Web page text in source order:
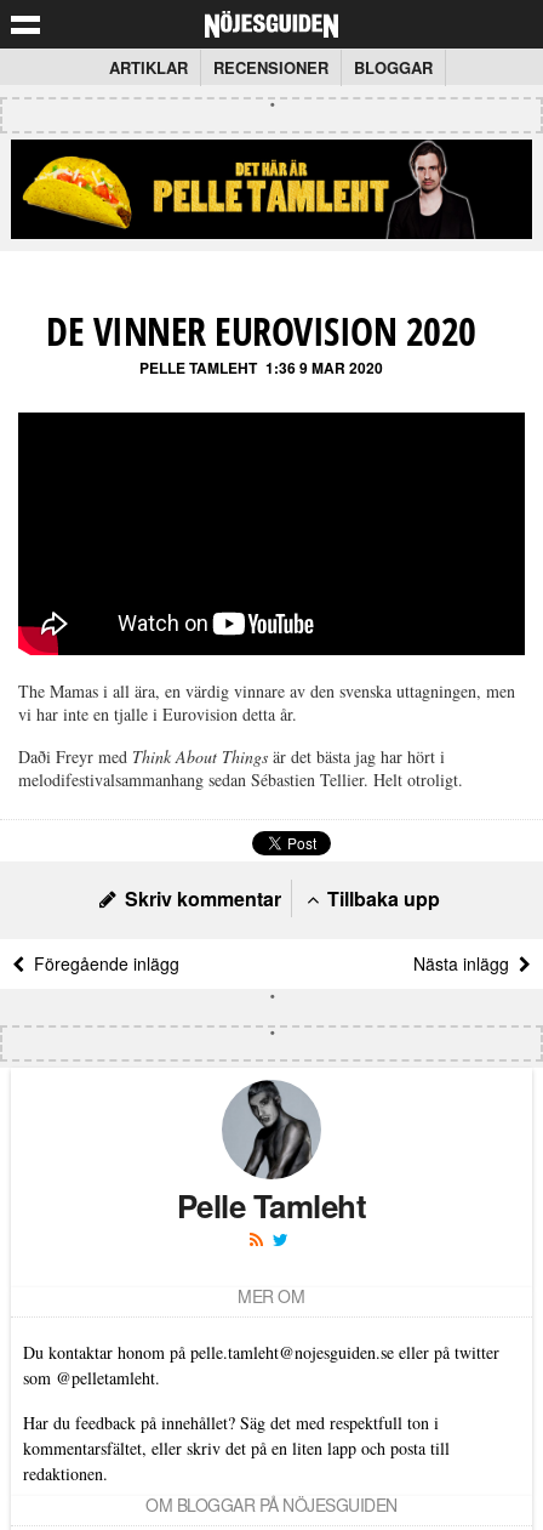
ARTIKLAR RECENSIONER BLOGGAR
DE VINNER EUROVISION 2020
PELLE TAMLEHT 1:36 9 MAR 2020
The Mamas i all ära, en värdig vinnare av den svenska uttagningen, men
vi har inte en tjalle i Eurovision detta år.
Daði Freyr med Think About Things är det bästa jag har hört i
melodifestivalsammanhang sedan Sébastien Tellier. Helt otroligt.
Skriv kommentar Tillbaka upp
Föregående inlägg Nästa inlägg
Pelle Tamleht
MER OM
Du kontaktar honom på pelle.tamleht@nojesguiden.seeller på twitter
som @pelletamleht.
Har du feedback på innehållet? Säg det med respektfull ton i
kommentarsfältet, eller skriv det på en liten lapp och posta till
redaktionen.
OM BLOGGAR PÅ NÖJESGUIDEN